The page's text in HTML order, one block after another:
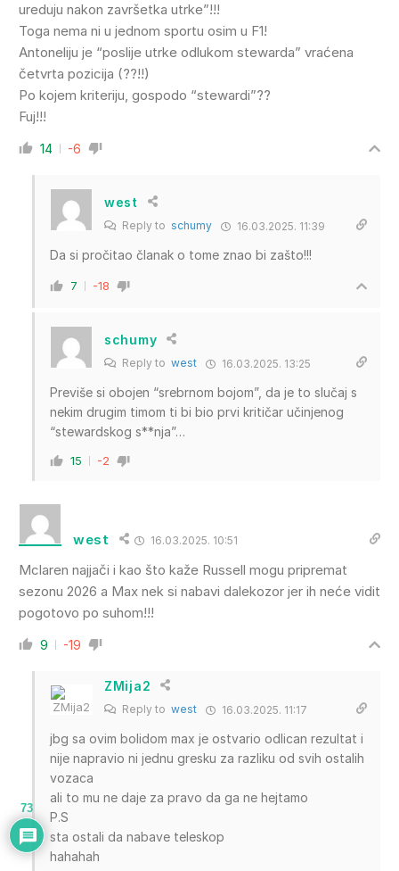
ureduju nakon završetka utrke”!!!
Toga nema ni u jednom sportu osim u F1!
Antoneliju je “poslije utrke odlukom stewarda” vraćena
četvrta pozicija (??!!)
Po kojem kriteriju, gospodo “stewardi”??
Fuj!!!
14 -6
west
Reply to schumy 16.03.2025. 11:39
Da si pročitao članak o tome znao bi zašto!!!
7 -18
schumy
Reply to west 16.03.2025. 13:25
Previše si obojen “srebrnom bojom”, da je to slučaj s
nekim drugim timom ti bi bio prvi kritičar učinjenog
“stewardskog s**nja”…
15 -2
west 16.03.2025. 10:51
Mclaren najjači i kao što kaže Russell mogu pripremat
sezonu 2026 a Max nek si nabavi dalekozor jer ih neće vidit
pogotovo po suhom!!!
9 -19
ZMija2
Reply to west 16.03.2025. 11:17
jbg sa ovim bolidom max je ostvario odlican rezultat i
nije napravio ni jednu gresku za razliku od svih ostalih
vozaca
ali to mu ne daje za pravo da ga ne hejtamo
P.S
sta ostali da nabave teleskop
hahahah
73